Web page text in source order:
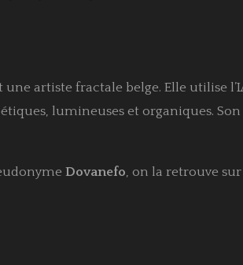
artiste fractale belge. Elle utilise
lumineuses et organiques.
Dovanefo, on la retrouve sur